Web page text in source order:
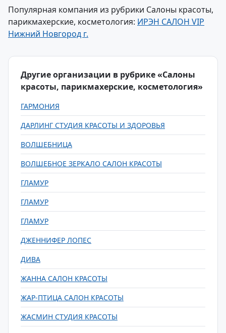
Популярная компания из рубрики Салоны красоты,
парикмахерские, косметология: ИРЭН САЛОН VIP
Нижний Новгород г.
Другие организации в рубрике «Салоны
красоты, парикмахерские, косметология»
ГАРМОНИЯ
ДАРЛИНГ СТУДИЯ КРАСОТЫ И ЗДОРОВЬЯ
ВОЛШЕБНИЦА
ВОЛШЕБНОЕ ЗЕРКАЛО САЛОН КРАСОТЫ
ГЛАМУР
ГЛАМУР
ГЛАМУР
ДЖЕННИФЕР ЛОПЕС
ДИВА
ЖАННА САЛОН КРАСОТЫ
ЖАР-ПТИЦА САЛОН КРАСОТЫ
ЖАСМИН СТУДИЯ КРАСОТЫ